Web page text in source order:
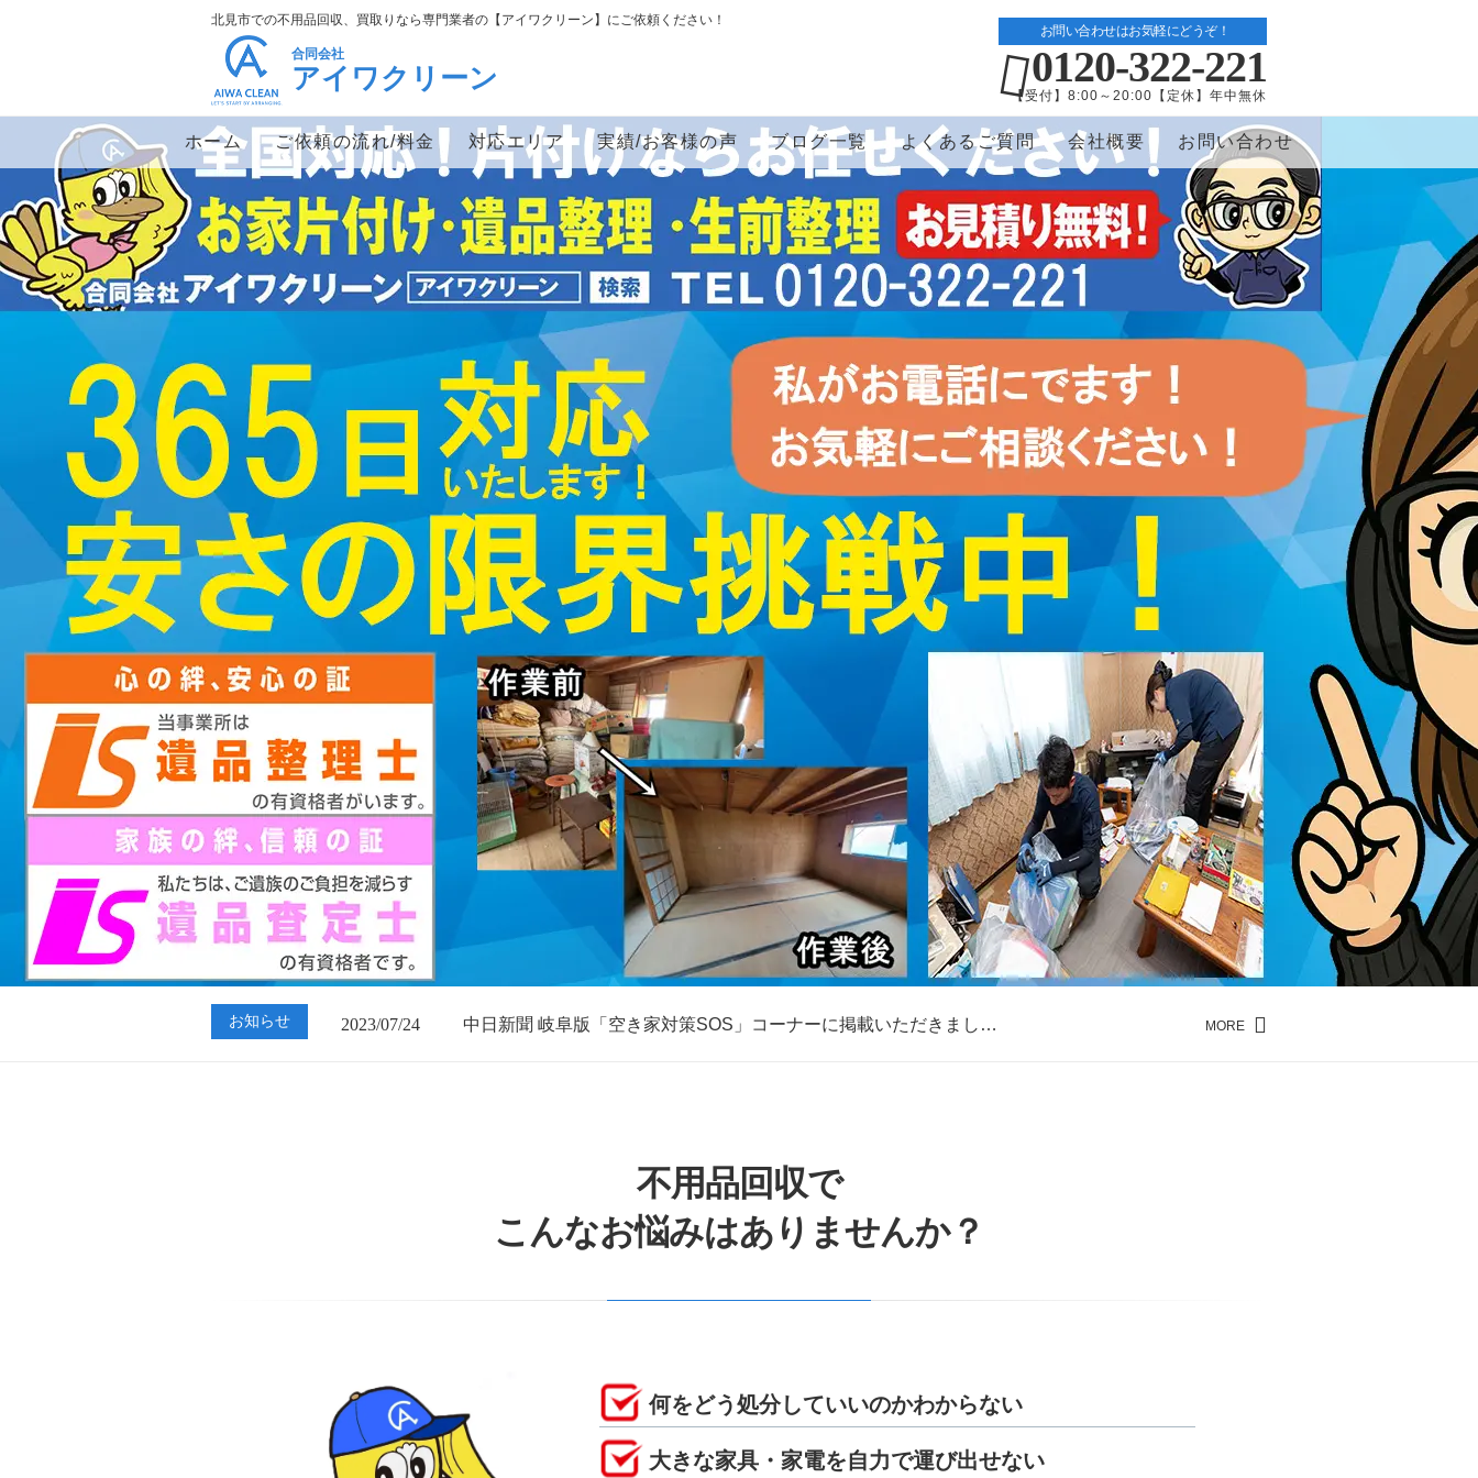
北見市での不用品回収、買取りなら専門業者の【アイワクリーン】にご依頼ください！
合同会社
アイワクリーン
お問い合わせはお気軽にどうぞ！
0120-322-221
【受付】8:00～20:00【定休】年中無休
ホーム ご依頼の流れ/料金 対応エリア 実績/お客様の声 ブログ一覧 よくあるご質問 会社概要 お問い合わせ
お知らせ
2023/01/12
買取・片付けのアイワクリーン
2023/07/24
中日新聞 岐阜版「空き家対策SOS」コーナーに掲載いただきまし…
2023/01/12
買取・片付けのアイワクリーン
MORE
不用品回収で
こんなお悩みはありませんか？
何をどう処分していいのかわからない
大きな家具・家電を自力で運び出せない